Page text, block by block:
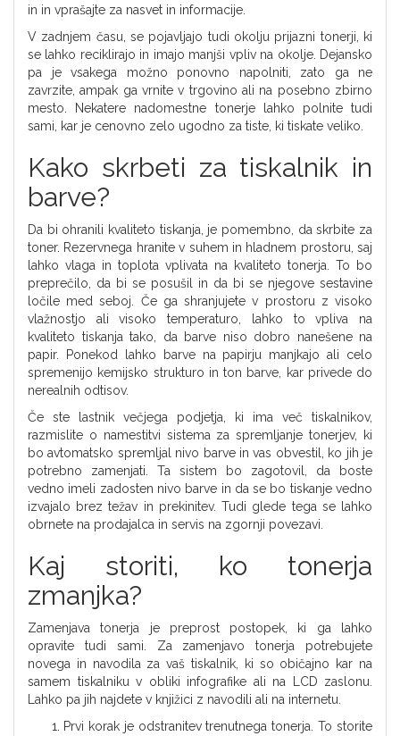
in in vprašajte za nasvet in informacije.
V zadnjem času, se pojavljajo tudi okolju prijazni tonerji, ki
se lahko reciklirajo in imajo manjši vpliv na okolje. Dejansko
pa je vsakega možno ponovno napolniti, zato ga ne
zavrzite, ampak ga vrnite v trgovino ali na posebno zbirno
mesto. Nekatere nadomestne tonerje lahko polnite tudi
sami, kar je cenovno zelo ugodno za tiste, ki tiskate veliko.
Kako skrbeti za tiskalnik in
barve?
Da bi ohranili kvaliteto tiskanja, je pomembno, da skrbite za
toner. Rezervnega hranite v suhem in hladnem prostoru, saj
lahko vlaga in toplota vplivata na kvaliteto tonerja. To bo
preprečilo, da bi se posušil in da bi se njegove sestavine
ločile med seboj. Če ga shranjujete v prostoru z visoko
vlažnostjo ali visoko temperaturo, lahko to vpliva na
kvaliteto tiskanja tako, da barve niso dobro nanešene na
papir. Ponekod lahko barve na papirju manjkajo ali celo
spremenijo kemijsko strukturo in ton barve, kar privede do
nerealnih odtisov.
Če ste lastnik večjega podjetja, ki ima več tiskalnikov,
razmislite o namestitvi sistema za spremljanje tonerjev, ki
bo avtomatsko spremljal nivo barve in vas obvestil, ko jih je
potrebno zamenjati. Ta sistem bo zagotovil, da boste
vedno imeli zadosten nivo barve in da se bo tiskanje vedno
izvajalo brez težav in prekinitev. Tudi glede tega se lahko
obrnete na prodajalca in servis na zgornji povezavi.
Kaj storiti, ko tonerja
zmanjka?
Zamenjava tonerja je preprost postopek, ki ga lahko
opravite tudi sami. Za zamenjavo tonerja potrebujete
novega in navodila za vaš tiskalnik, ki so običajno kar na
samem tiskalniku v obliki infografike ali na LCD zaslonu.
Lahko pa jih najdete v knjižici z navodili ali na internetu.
Prvi korak je odstranitev trenutnega tonerja. To storite